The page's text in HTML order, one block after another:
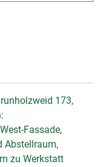
173,
Fassade,
Abstellraum,
zu Werkstatt